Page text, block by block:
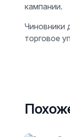
кампании.
Чиновники
торговое